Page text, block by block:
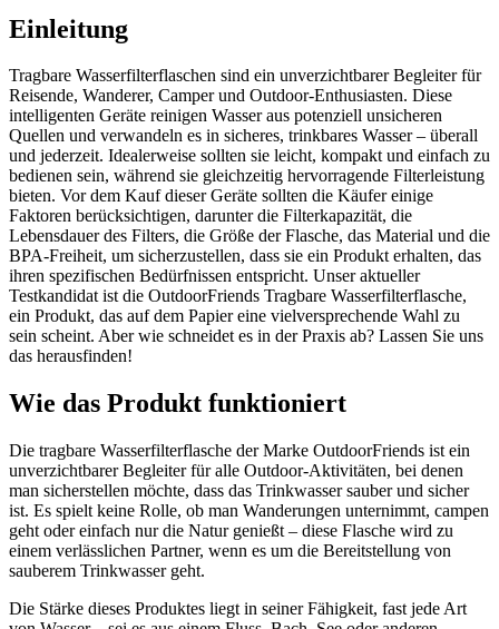
Einleitung
Tragbare Wasserfilterflaschen sind ein unverzichtbarer Begleiter für
Reisende, Wanderer, Camper und Outdoor-Enthusiasten. Diese
intelligenten Geräte reinigen Wasser aus potenziell unsicheren
Quellen und verwandeln es in sicheres, trinkbares Wasser – überall
und jederzeit. Idealerweise sollten sie leicht, kompakt und einfach zu
bedienen sein, während sie gleichzeitig hervorragende Filterleistung
bieten. Vor dem Kauf dieser Geräte sollten die Käufer einige
Faktoren berücksichtigen, darunter die Filterkapazität, die
Lebensdauer des Filters, die Größe der Flasche, das Material und die
BPA-Freiheit, um sicherzustellen, dass sie ein Produkt erhalten, das
ihren spezifischen Bedürfnissen entspricht. Unser aktueller
Testkandidat ist die OutdoorFriends Tragbare Wasserfilterflasche,
ein Produkt, das auf dem Papier eine vielversprechende Wahl zu
sein scheint. Aber wie schneidet es in der Praxis ab? Lassen Sie uns
das herausfinden!
Wie das Produkt funktioniert
Die tragbare Wasserfilterflasche der Marke OutdoorFriends ist ein
unverzichtbarer Begleiter für alle Outdoor-Aktivitäten, bei denen
man sicherstellen möchte, dass das Trinkwasser sauber und sicher
ist. Es spielt keine Rolle, ob man Wanderungen unternimmt, campen
geht oder einfach nur die Natur genießt – diese Flasche wird zu
einem verlässlichen Partner, wenn es um die Bereitstellung von
sauberem Trinkwasser geht.
Die Stärke dieses Produktes liegt in seiner Fähigkeit, fast jede Art